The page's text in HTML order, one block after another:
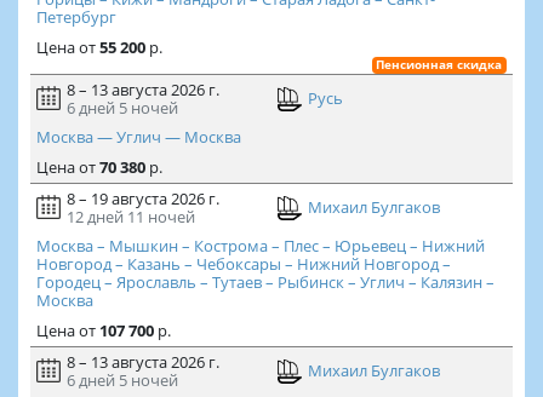
Петербург
Ценаот55 200р.
Пенсионная скидка
8 – 13 августа 2026 г.
6 дней 5 ночей
Русь
Москва — Углич — Москва
Ценаот70 380р.
8 – 19 августа 2026 г.
12 дней 11 ночей
Михаил Булгаков
Москва – Мышкин – Кострома – Плес – Юрьевец – Нижний
Новгород – Казань – Чебоксары – Нижний Новгород –
Городец – Ярославль – Тутаев – Рыбинск – Углич – Калязин –
Москва
Ценаот 107 700р.
8 – 13 августа 2026 г.
6 дней 5 ночей
Михаил Булгаков